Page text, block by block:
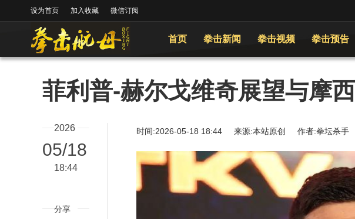
设为首页 加入收藏 微信订阅
首页 拳击新闻 拳击视频 拳击预告
菲利普-赫尔戈维奇展望与摩
2026
05/18
18:44
分享
时间:2026-05-18 18:44 来源:本站原创 作者:拳坛杀